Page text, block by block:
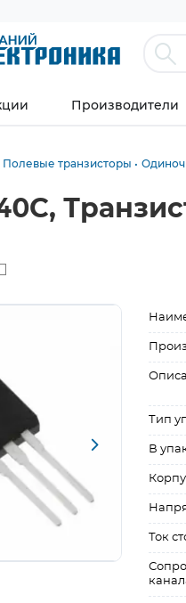
Производители
Полевые транзисторы
Тип
В
Ток